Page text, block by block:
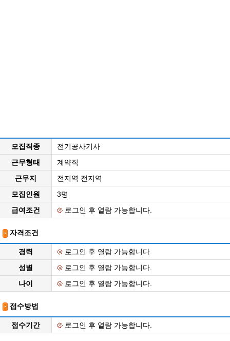
모집직종
전기공사기사
근무형태
계약직
근무지
전지역 전지역
모집인원
3명
급여조건
로그인 후 열람 가능합니다.
자격조건
경력
로그인 후 열람 가능합니다.
성별
로그인 후 열람 가능합니다.
나이
로그인 후 열람 가능합니다.
접수방법
접수기간 로그인 후 열람 가능합니다.